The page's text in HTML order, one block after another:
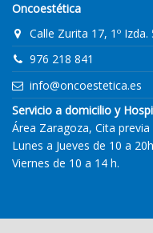
Oncoestética
Calle Zurita 17, 1º
976 218 841
info@oncoestetica.es
Servicio a domicilio y
Área Zaragoza, Cita previa
Lunes a Jueves de 10 a
Viernes de 10 a 14 h.